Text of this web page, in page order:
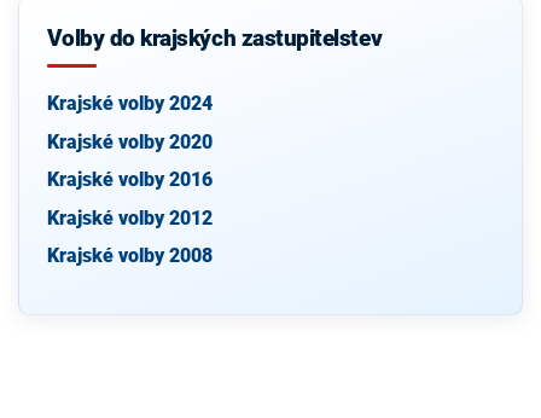
Volby do krajských zastupitelstev
Krajské volby 2024
Krajské volby 2020
Krajské volby 2016
Krajské volby 2012
Krajské volby 2008